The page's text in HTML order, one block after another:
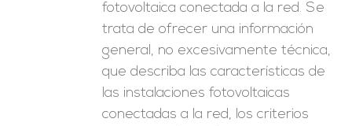
fotovoltaica conectada a la red. Se
trata de ofrecer una información
general, no excesivamente técnica,
que describa las características de
las instalaciones fotovoltaicas
conectadas a la red, los criterios